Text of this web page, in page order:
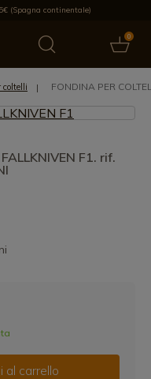
(Spagna continentale)
0
Venduti Marche
coltelli FONDINA PER
F1. rif.
al carrello